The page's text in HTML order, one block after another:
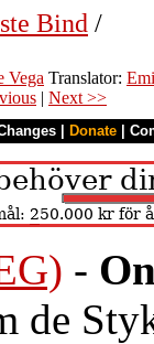
Bind /
Vega Translator:
| Next >>
Donate
-
de